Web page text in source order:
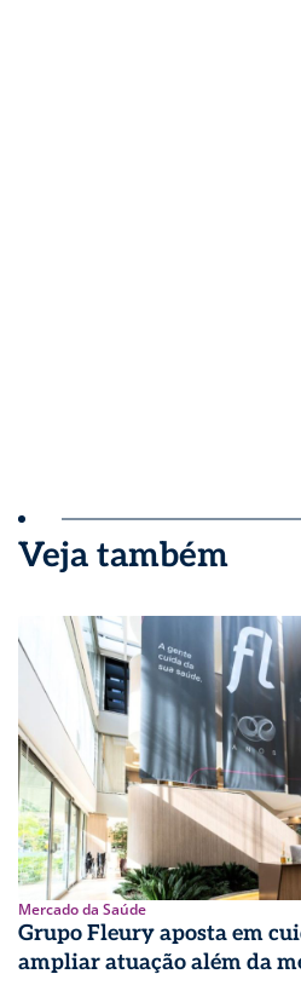
Veja também
Mercado da Saúde
Grupo Fleury aposta em
ampliar atuação além da